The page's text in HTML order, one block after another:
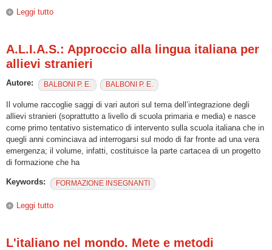
Leggi tutto
A.L.I.A.S.: Approccio alla lingua italiana per
allievi stranieri
Autore: BALBONI P. E. BALBONI P. E.
Il volume raccoglie saggi di vari autori sul tema dell’integrazione degli
allievi stranieri (soprattutto a livello di scuola primaria e media) e nasce
come primo tentativo sistematico di intervento sulla scuola italiana che in
quegli anni cominciava ad interrogarsi sul modo di far fronte ad una vera
emergenza; il volume, infatti, costituisce la parte cartacea di un progetto
di formazione che ha
Keywords: FORMAZIONE INSEGNANTI
Leggi tutto
L'italiano nel mondo. Mete e metodi